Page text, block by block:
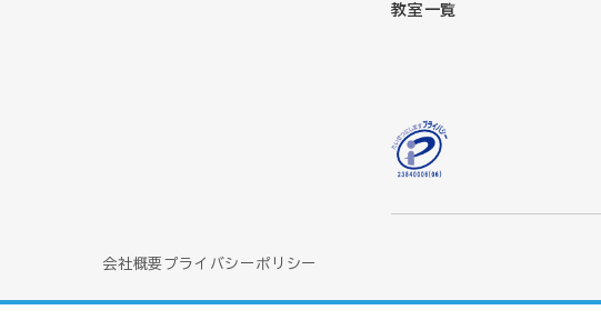
教室一覧
会社概要プライバシーポリシー